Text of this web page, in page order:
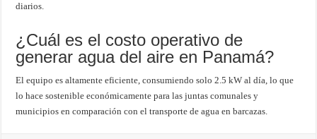
diarios.
¿Cuál es el costo operativo de
generar agua del aire en Panamá?
El equipo es altamente eficiente, consumiendo solo 2.5 kW al día, lo que
lo hace sostenible económicamente para las juntas comunales y
municipios en comparación con el transporte de agua en barcazas.